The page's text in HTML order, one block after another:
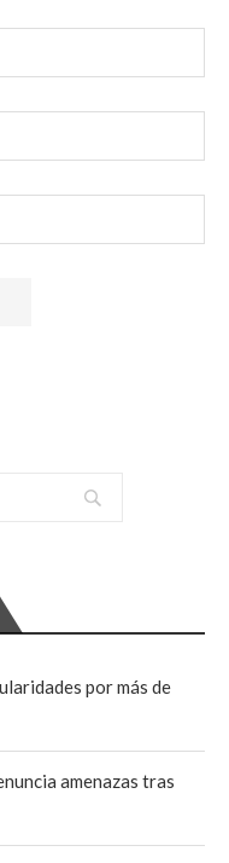
por más de
amenazas tras